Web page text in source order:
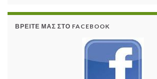
ΒΡΕΊΤΕ ΜΑΣ ΣΤΟ FACEBOOK